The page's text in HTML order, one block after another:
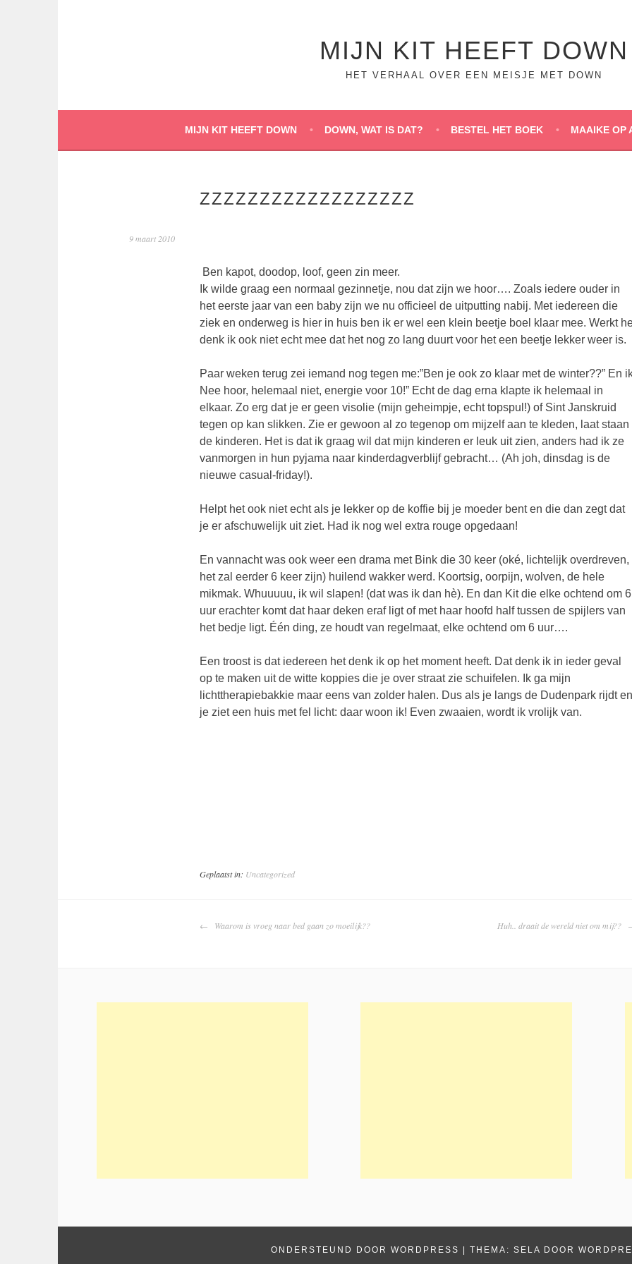
MIJN KIT HEEFT DOWN
HET VERHAAL OVER EEN MEISJE MET DOWN
MIJN KIT HEEFT DOWN DOWN, WAT IS DAT? BESTEL HET BOEK MAAIKE OP
ZZZZZZZZZZZZZZZZZZ
9 maart 2010
Ben kapot, doodop, loof, geen zin meer.
Ik wilde graag een normaal gezinnetje, nou dat zijn we hoor…. Zoals iedere ouder in
het eerste jaar van een baby zijn we nu officieel de uitputting nabij. Met iedereen die
ziek en onderweg is hier in huis ben ik er wel een klein beetje boel klaar mee. Werkt
denk ik ook niet echt mee dat het nog zo lang duurt voor het een beetje lekker weer is.
Paar weken terug zei iemand nog tegen me:”Ben je ook zo klaar met de winter??” En
Nee hoor, helemaal niet, energie voor 10!” Echt de dag erna klapte ik helemaal in
elkaar. Zo erg dat je er geen visolie (mijn geheimpje, echt topspul!) of Sint Janskruid
tegen op kan slikken. Zie er gewoon al zo tegenop om mijzelf aan te kleden, laat staan
de kinderen. Het is dat ik graag wil dat mijn kinderen er leuk uit zien, anders had ik ze
vanmorgen in hun pyjama naar kinderdagverblijf gebracht… (Ah joh, dinsdag is de
nieuwe casual-friday!).
Helpt het ook niet echt als je lekker op de koffie bij je moeder bent en die dan zegt dat
je er afschuwelijk uit ziet. Had ik nog wel extra rouge opgedaan!
En vannacht was ook weer een drama met Bink die 30 keer (oké, lichtelijk overdreven,
het zal eerder 6 keer zijn) huilend wakker werd. Koortsig, oorpijn, wolven, de hele
mikmak. Whuuuuu, ik wil slapen! (dat was ik dan hè). En dan Kit die elke ochtend om 6
uur erachter komt dat haar deken eraf ligt of met haar hoofd half tussen de spijlers van
het bedje ligt. Één ding, ze houdt van regelmaat, elke ochtend om 6 uur….
Een troost is dat iedereen het denk ik op het moment heeft. Dat denk ik in ieder geval
op te maken uit de witte koppies die je over straat zie schuifelen. Ik ga mijn
lichttherapiebakkie maar eens van zolder halen. Dus als je langs de Dudenpark rijdt en
je ziet een huis met fel licht: daar woon ik! Even zwaaien, wordt ik vrolijk van.
Geplaatst in: Uncategorized
BERICHTNAVIGATIE
Waarom is vroeg naar bed gaan zo moeilijk?? Huh.. draait de wereld niet om mij??
ONDERSTEUND DOOR WORDPRESS THEMA: SELA DOOR